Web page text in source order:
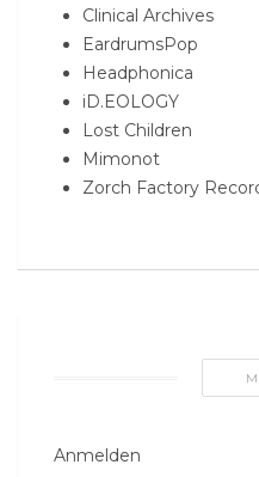
Clinical Archives
EardrumsPop
Headphonica
iD.EOLOGY
Lost Children
Mimonot
Zorch Factory
Anmelden